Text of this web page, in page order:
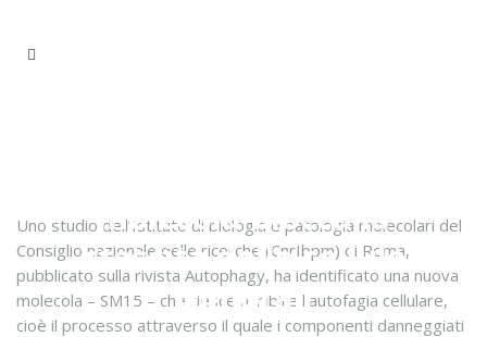
molecola blocca la
crescita delle cellule
tumorali
Uno studio dell’Istituto di biologia e patologia molecolari del
Consiglio nazionale delle ricerche (CnrIbpm) di Roma,
pubblicato sulla rivista Autophagy, ha identificato una nuova
molecola – SM15 – che riesce a inibire l’autofagia cellulare,
cioè il processo attraverso il quale i componenti danneggiati